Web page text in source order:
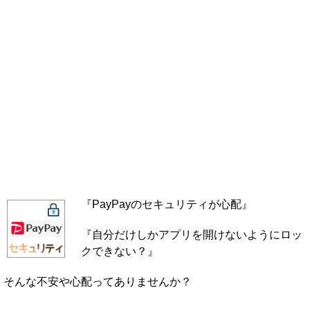
『PayPayのセキュリティが心配』
『自分だけしかアプリを開けないようにロッ
クできない？』
そんな不安や心配ってありませんか？